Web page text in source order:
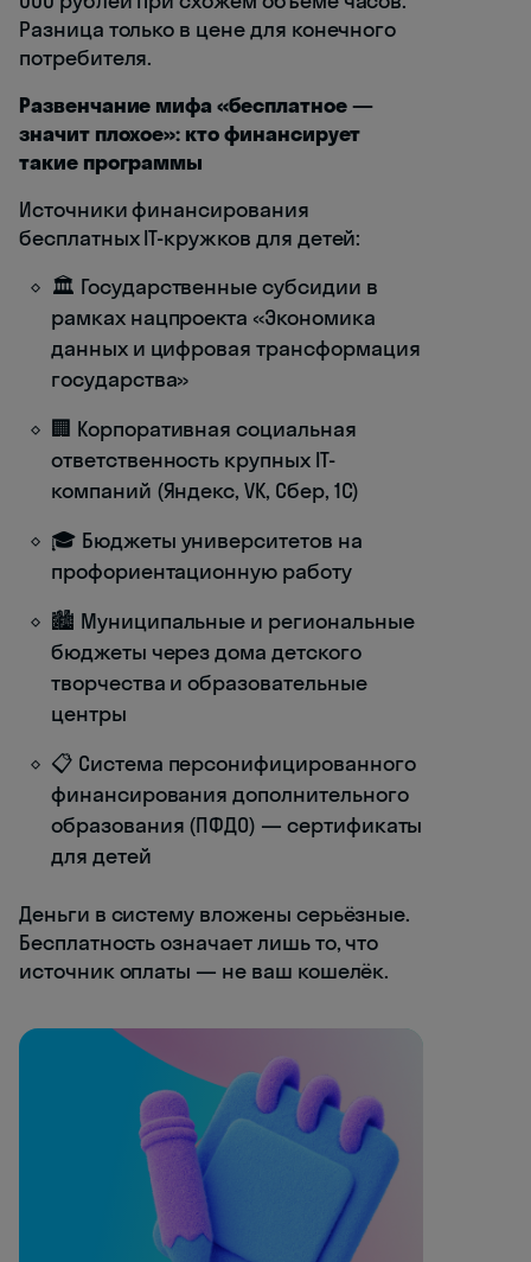
Разница только в цене для конечного
потребителя.
Развенчание мифа «бесплатное —
значит плохое»: кто финансирует
такие программы
Источники финансирования
бесплатных IT-кружков для детей:
🏛️ Государственные субсидии в
рамках нацпроекта «Экономика
данных и цифровая трансформация
государства»
🏢 Корпоративная социальная
ответственность крупных IT-
компаний (Яндекс, VK, Сбер, 1С)
🎓 Бюджеты университетов на
профориентационную работу
🏙️ Муниципальные и региональные
бюджеты через дома детского
творчества и образовательные
центры
📋 Система персонифицированного
финансирования дополнительного
образования (ПФДО) — сертификаты
для детей
Деньги в систему вложены серьёзные.
Бесплатность означает лишь то, что
источник оплаты — не ваш кошелёк.